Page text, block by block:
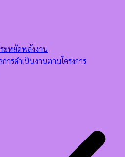
ระหยัดพลังงาน
ารดำเนินงานตามโครงการ